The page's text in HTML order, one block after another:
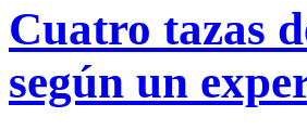
Cuatro tazas
según un